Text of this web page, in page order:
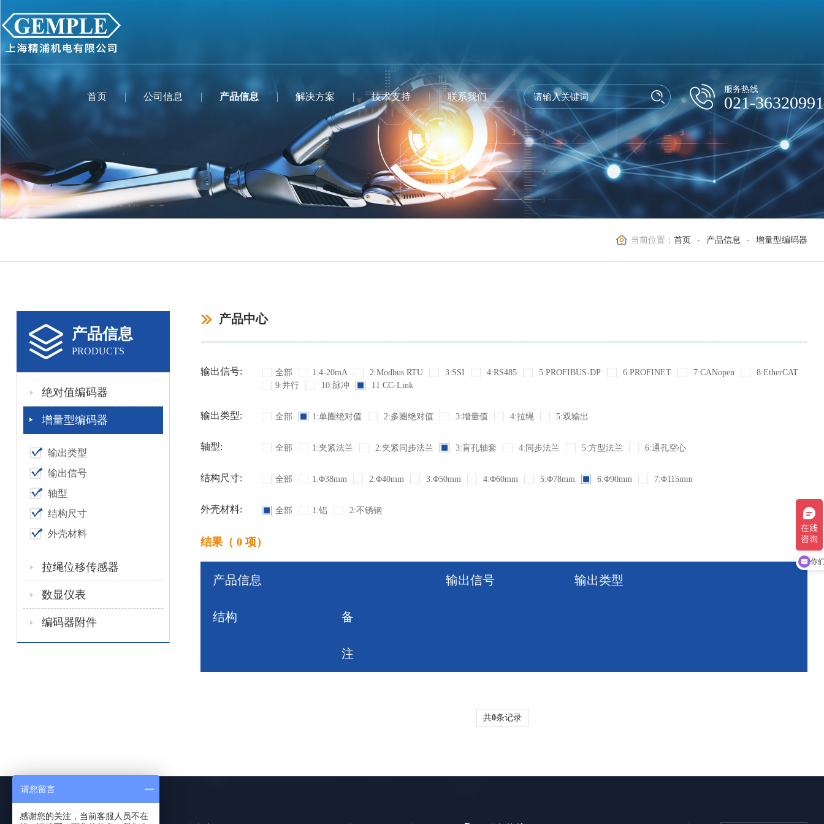
首页 公司信息 产品信息 解决方案 技术支持 联系我们
服务热线
021-36320991
当前位置：首页 - 产品信息 - 增量型编码器
产品信息
PRODUCTS
绝对值编码器
增量型编码器
输出类型
输出信号
轴型
结构尺寸
外壳材料
拉绳位移传感器
数显仪表
编码器附件
产品中心
输出信号: 全部 1:4-20mA 2:Modbus RTU 3:SSI 4:RS485 5:PROFIBUS-DP 6:PROFINET 7:CANopen
8:EtherCAT
9:并行
10:脉冲 11:CC-Link
输出类型: 全部 1:单圈绝对值 2:多圈绝对值 3:增量值 4:拉绳 5:双输出
轴型: 全部 1:夹紧法兰 2:夹紧同步法兰 3:盲孔轴套 4:同步法兰 5:方型法兰 6:通孔空心
结构尺寸: 全部 1:Φ38mm 2:Φ40mm 3:Φ50mm 4:Φ60mm 5:Φ78mm 6:Φ90mm 7:Φ115mm
外壳材料: 全部 1:铝 2:不锈钢
结果（ 0 项）
产品信息 输出信号 输出类型
结构 备
注
共0条记录
现
请您留言
感谢您的关注，当前客服人员不在